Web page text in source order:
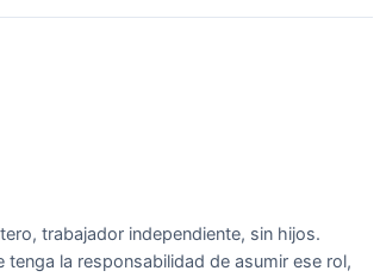
trabajador independiente, sin hijos.
tenga la responsabilidad de asumir ese rol,